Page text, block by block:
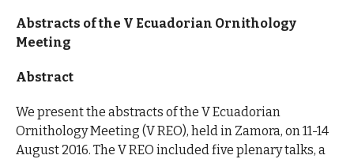
Abstracts of the V Ecuadorian Ornithology
Meeting
Abstract
We present the abstracts of the V Ecuadorian
Ornithology Meeting (V REO), held in Zamora, on 11-14
August 2016. The V REO included five plenary talks, a